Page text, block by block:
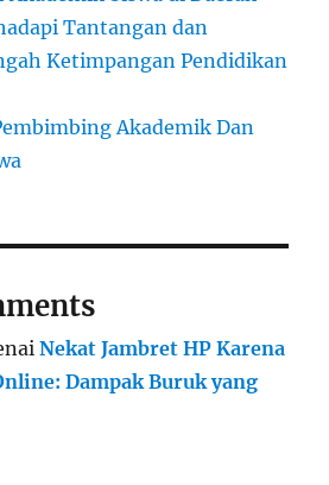
Tantangan dan
Ketimpangan Pendidikan
Akademik Dan
Nekat Jambret HP Karena
Dampak Buruk yang